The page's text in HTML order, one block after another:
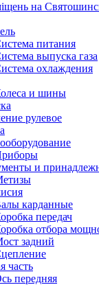
на
питания
выпуска газа
охлаждения
и шины
рулевое
и
карданные
передач
отбора
задний
часть
передняя